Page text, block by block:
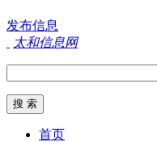
发布信息
太和信息网
首页